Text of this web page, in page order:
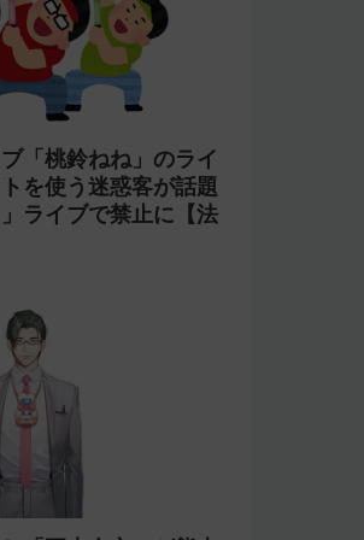
「桃鈴ねね」のライ
を使う迷惑客が話題
ライブで禁止に【法